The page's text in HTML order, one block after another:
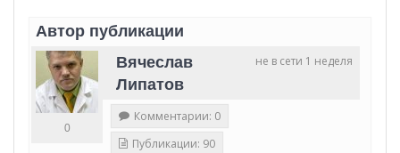
Автор публикации
не в сети 1 неделя
Вячеслав
Липатов
0
Комментарии: 0
Публикации: 90